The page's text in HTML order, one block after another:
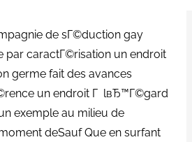
de sГ©duction gay
par caractГ©risation un endroit
germe fait des avances
un endroit Г lвЂ™Г©gard
exemple au milieu de
deSauf Que en surfant